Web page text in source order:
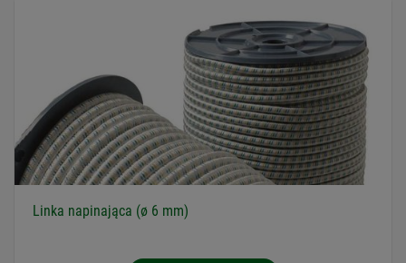
Linka napinająca (ø 6 mm)